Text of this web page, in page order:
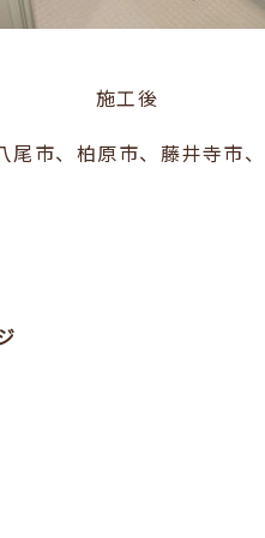
施工後
尾市、柏原市、藤井寺市